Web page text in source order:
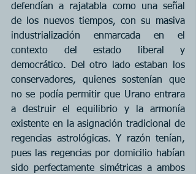
defendían a rajatabla como una señal
de los nuevos tiempos, con su masiva
industrialización enmarcada en el
contexto del estado liberal y
democrático. Del otro lado estaban los
conservadores, quienes sostenían que
no se podía permitir que Urano entrara
a destruir el equilibrio y la armonía
existente en la asignación tradicional de
regencias astrológicas. Y razón tenían,
pues las regencias por domicilio habían
sido perfectamente simétricas a ambos